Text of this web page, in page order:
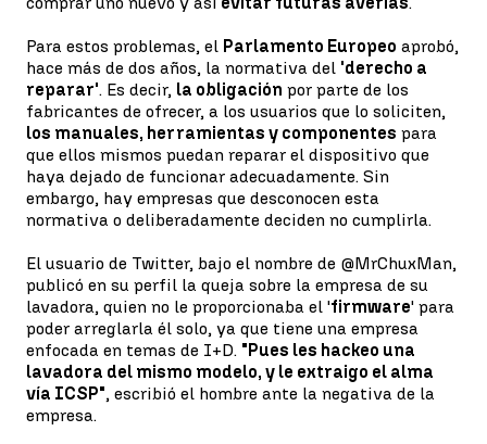
Para estos problemas, el Parlamento Europeo aprobó,
hace más de dos años, la normativa del 'derecho a
reparar'. Es decir, la obligación por parte de los
fabricantes de ofrecer, a los usuarios que lo soliciten,
los manuales, herramientas y componentes para
que ellos mismos puedan reparar el dispositivo que
haya dejado de funcionar adecuadamente. Sin
embargo, hay empresas que desconocen esta
normativa o deliberadamente deciden no cumplirla.
El usuario de Twitter, bajo el nombre de @MrChuxMan,
publicó en su perfil la queja sobre la empresa de su
lavadora, quien no le proporcionaba el 'firmware' para
poder arreglarla él solo, ya que tiene una empresa
enfocada en temas de I+D. "Pues les hackeo una
lavadora del mismo modelo, y le extraigo el alma
vía ICSP", escribió el hombre ante la negativa de la
empresa.